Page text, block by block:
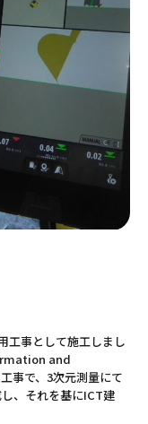
工事として施工しまし
and
事で、3次元測量にて
、それを基にICT建